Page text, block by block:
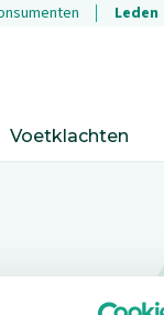
Leden
Voetklachten